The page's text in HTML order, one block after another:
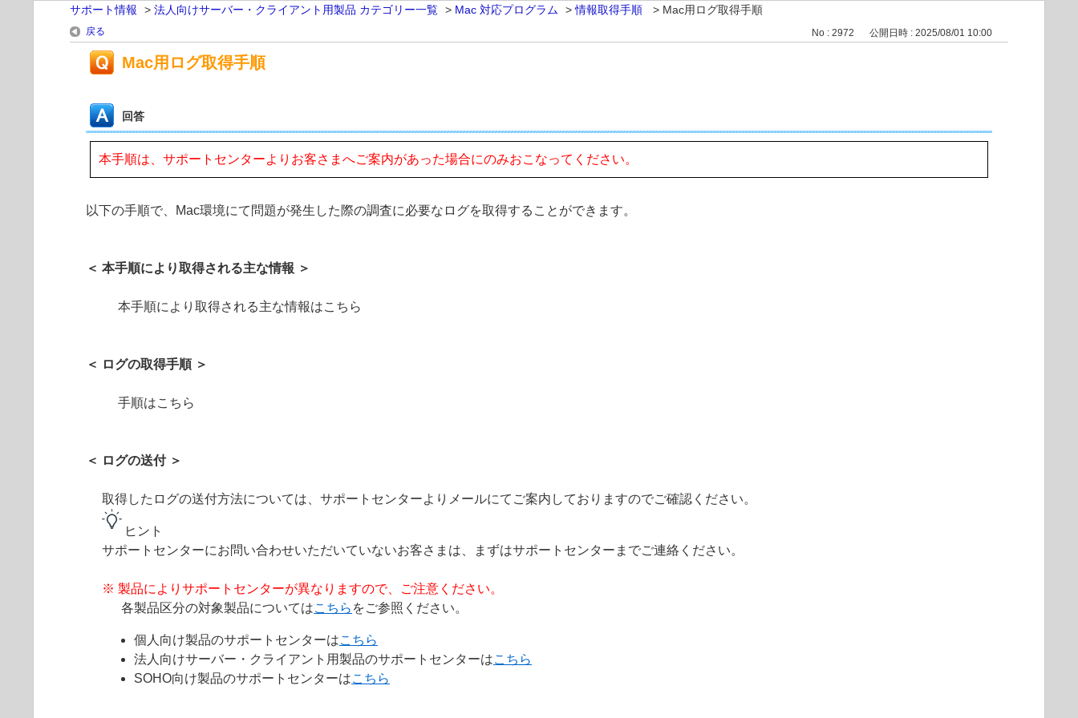
サポート情報 > 法人向けサーバー・クライアント用製品 カテゴリー一覧 > Mac 対応プログラム >情報取得手順 > Mac用ログ取得手順
戻る No : 2972 公開日時 : 2025/08/01 10:00
Mac用ログ取得手順
回答
本手順は、サポートセンターよりお客さまへご案内があった場合にのみおこなってください。
以下の手順で、Mac環境にて問題が発生した際の調査に必要なログを取得することができます。
＜ 本手順により取得される主な情報 ＞
本手順により取得される主な情報はこちら
＜ ログの取得手順 ＞
手順はこちら
＜ ログの送付 ＞
取得したログの送付方法については、サポートセンターよりメールにてご案内しておりますのでご確認ください。
ヒント
サポートセンターにお問い合わせいただいていないお客さまは、まずはサポートセンターまでご連絡ください。
※ 製品によりサポートセンターが異なりますので、ご注意ください。
各製品区分の対象製品についてはこちら をご参照ください。
個人向け製品のサポートセンターはこちら
法人向けサーバー・クライアント用製品のサポートセンターはこちら
SOHO向け製品のサポートセンターはこちら